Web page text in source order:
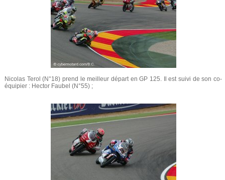
Nicolas Terol (N°18) prend le meilleur départ en GP 125. Il est suivi de son co-
équipier : Hector Faubel (N°55) ;